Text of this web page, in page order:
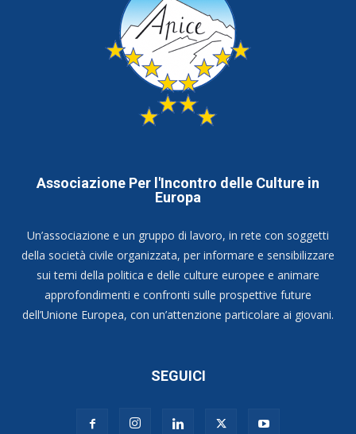
Associazione Per l'Incontro delle Culture in
Europa
Un’associazione e un gruppo di lavoro, in rete con soggetti
della società civile organizzata, per informare e sensibilizzare
sui temi della politica e delle culture europee e animare
approfondimenti e confronti sulle prospettive future
dell’Unione Europea, con un’attenzione particolare ai giovani.
SEGUICI